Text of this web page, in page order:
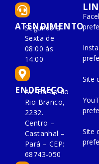
ATENDIMENTO
Segunda à
Sexta de
08:00 às
14:00
ENDEREÇO
Av. Barão do
Rio Branco,
2232.
Centro –
Castanhal –
Pará – CEP:
68743-050
Site
Site